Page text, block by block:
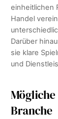
einheitlichen
Handel
Darüber
sie klare
und
Branche